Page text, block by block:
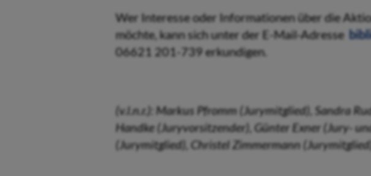
Wer Interesse oder Informationen über die
möchte, kann sich unter der E-Mail-Adresse
06621 201-739 erkundigen.
(v.l.n.r.): Markus Pfromm (Jurymitglied), Sandra
Handke (Juryvorsitzender), Günter Exner (Jury-
(Jurymitglied), Christel Zimmermann